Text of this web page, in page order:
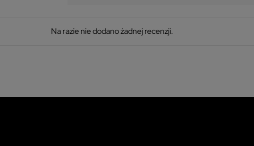
Na razie nie dodano żadnej recenzji.